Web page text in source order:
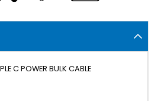
C POWER BULK CABLE